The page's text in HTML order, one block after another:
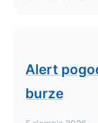
Alert
burze